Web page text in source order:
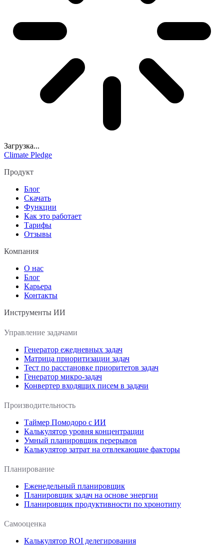
Загрузка...
Climate Pledge
Продукт
Блог
Скачать
Функции
Как это работает
Тарифы
Отзывы
Компания
О нас
Блог
Карьера
Контакты
Инструменты ИИ
Управление задачами
Генератор ежедневных задач
Матрица приоритизации задач
Тест по расстановке приоритетов задач
Генератор микро-задач
Конвертер входящих писем в задачи
Производительность
Таймер Помодоро с ИИ
Калькулятор уровня концентрации
Умный планировщик перерывов
Калькулятор затрат на отвлекающие факторы
Планирование
Еженедельный планировщик
Планировщик задач на основе энергии
Планировщик продуктивности по хронотипу
Самооценка
Калькулятор ROI делегирования